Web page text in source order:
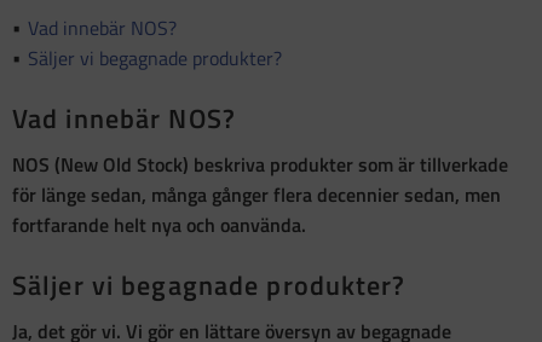
Vad innebär NOS?
Säljer vi begagnade produkter?
Vad innebär NOS?
NOS (New Old Stock) beskriva produkter som ärtillverkade
för länge sedan, många gånger flera decennier sedan, men
fortfarande helt nya och oanvända.
Säljer vi begagnade produkter?
Ja, det gör vi. Vi gör en lättare översyn av begagnade